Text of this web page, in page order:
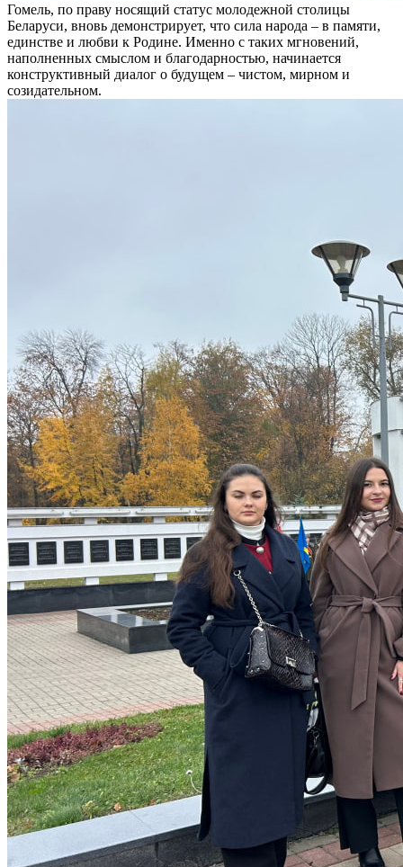
Гомель, по праву носящий статус молодежной столицы
Беларуси, вновь демонстрирует, что сила народа – в памяти,
единстве и любви к Родине. Именно с таких мгновений,
наполненных смыслом и благодарностью, начинается
конструктивный диалог о будущем – чистом, мирном и
созидательном.